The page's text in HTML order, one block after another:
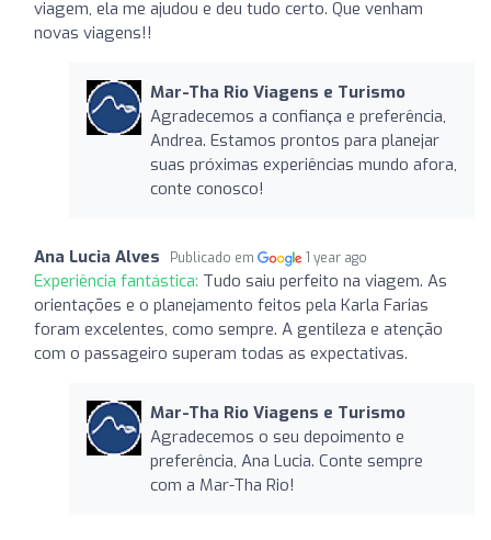
viagem, ela me ajudou e deu tudo certo. Que venham
novas viagens!!
Mar-Tha Rio Viagens e Turismo
Agradecemos a confiança e preferência,
Andrea. Estamos prontos para planejar
suas próximas experiências mundo afora,
conte conosco!
Ana Lucia Alves Publicado em 1 year ago
Experiência fantástica: Tudo saiu perfeito na viagem. As
orientações e o planejamento feitos pela Karla Farias
foram excelentes, como sempre. A gentileza e atenção
com o passageiro superam todas as expectativas.
Mar-Tha Rio Viagens e Turismo
Agradecemos o seu depoimento e
preferência, Ana Lucia. Conte sempre
com a Mar-Tha Rio!